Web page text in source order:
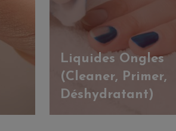
Liquides Ongles
(Cleaner, Primer,
Déshydratant)